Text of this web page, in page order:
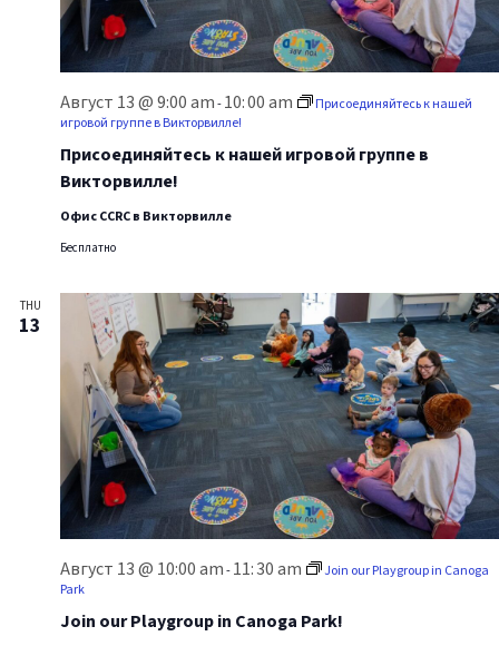
Присоединяйтесь к нашей игровой группе в
Викторвилле!
Август 13 @ 9:00 am-10:00 am
Присоединяйтесь к нашей
игровой группе в Викторвилле!
Офис CCRC в Викторвилле
Бесплатно
THU
13
Join our Playgroup in Canoga Park!
Август 13 @ 10:00 am-11:30 am
Join our Playgroup in Canoga
Park